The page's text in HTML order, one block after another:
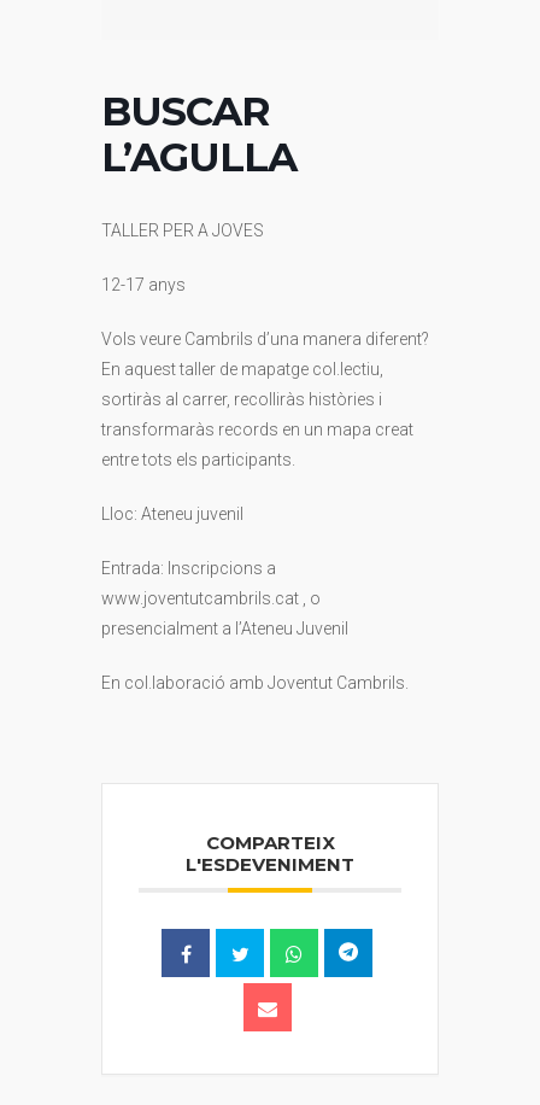
BUSCAR
L’AGULLA
TALLER PER A JOVES
12-17 anys
Vols veure Cambrils d’una manera diferent?
En aquest taller de mapatge col.lectiu,
sortiràs al carrer, recolliràs històries i
transformaràs records en un mapa creat
entre tots els participants.
Lloc: Ateneu juvenil
Entrada: Inscripcions a
www.joventutcambrils.cat , o
presencialment a l’Ateneu Juvenil
En col.laboració amb Joventut Cambrils.
COMPARTEIX
L'ESDEVENIMENT